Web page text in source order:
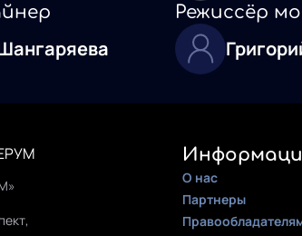
Режиссёр
О нас
Партнеры